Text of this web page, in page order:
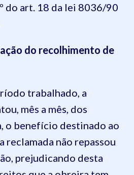
do art. 18 da lei 8036/90
do recolhimento de
trabalhado, a
mês a mês, dos
o benefício destinado ao
reclamada não repassou
prejudicando desta